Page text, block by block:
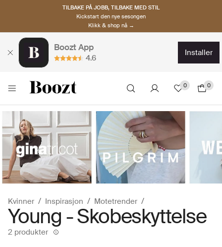
TILBAKE PÅ JOBB, TILBAKE MED STIL
Kickstart den nye sesongen
Klikk & shop nå →
Boozt App
4.6
installer
0 0
Kvinner Inspirasjon Motetrender
Young - Skobeskyttelse
2 produkter